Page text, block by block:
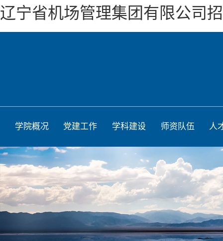
辽宁省机场管理集团有限公司
学院概况 党建工作 学科建设 师资队伍 人